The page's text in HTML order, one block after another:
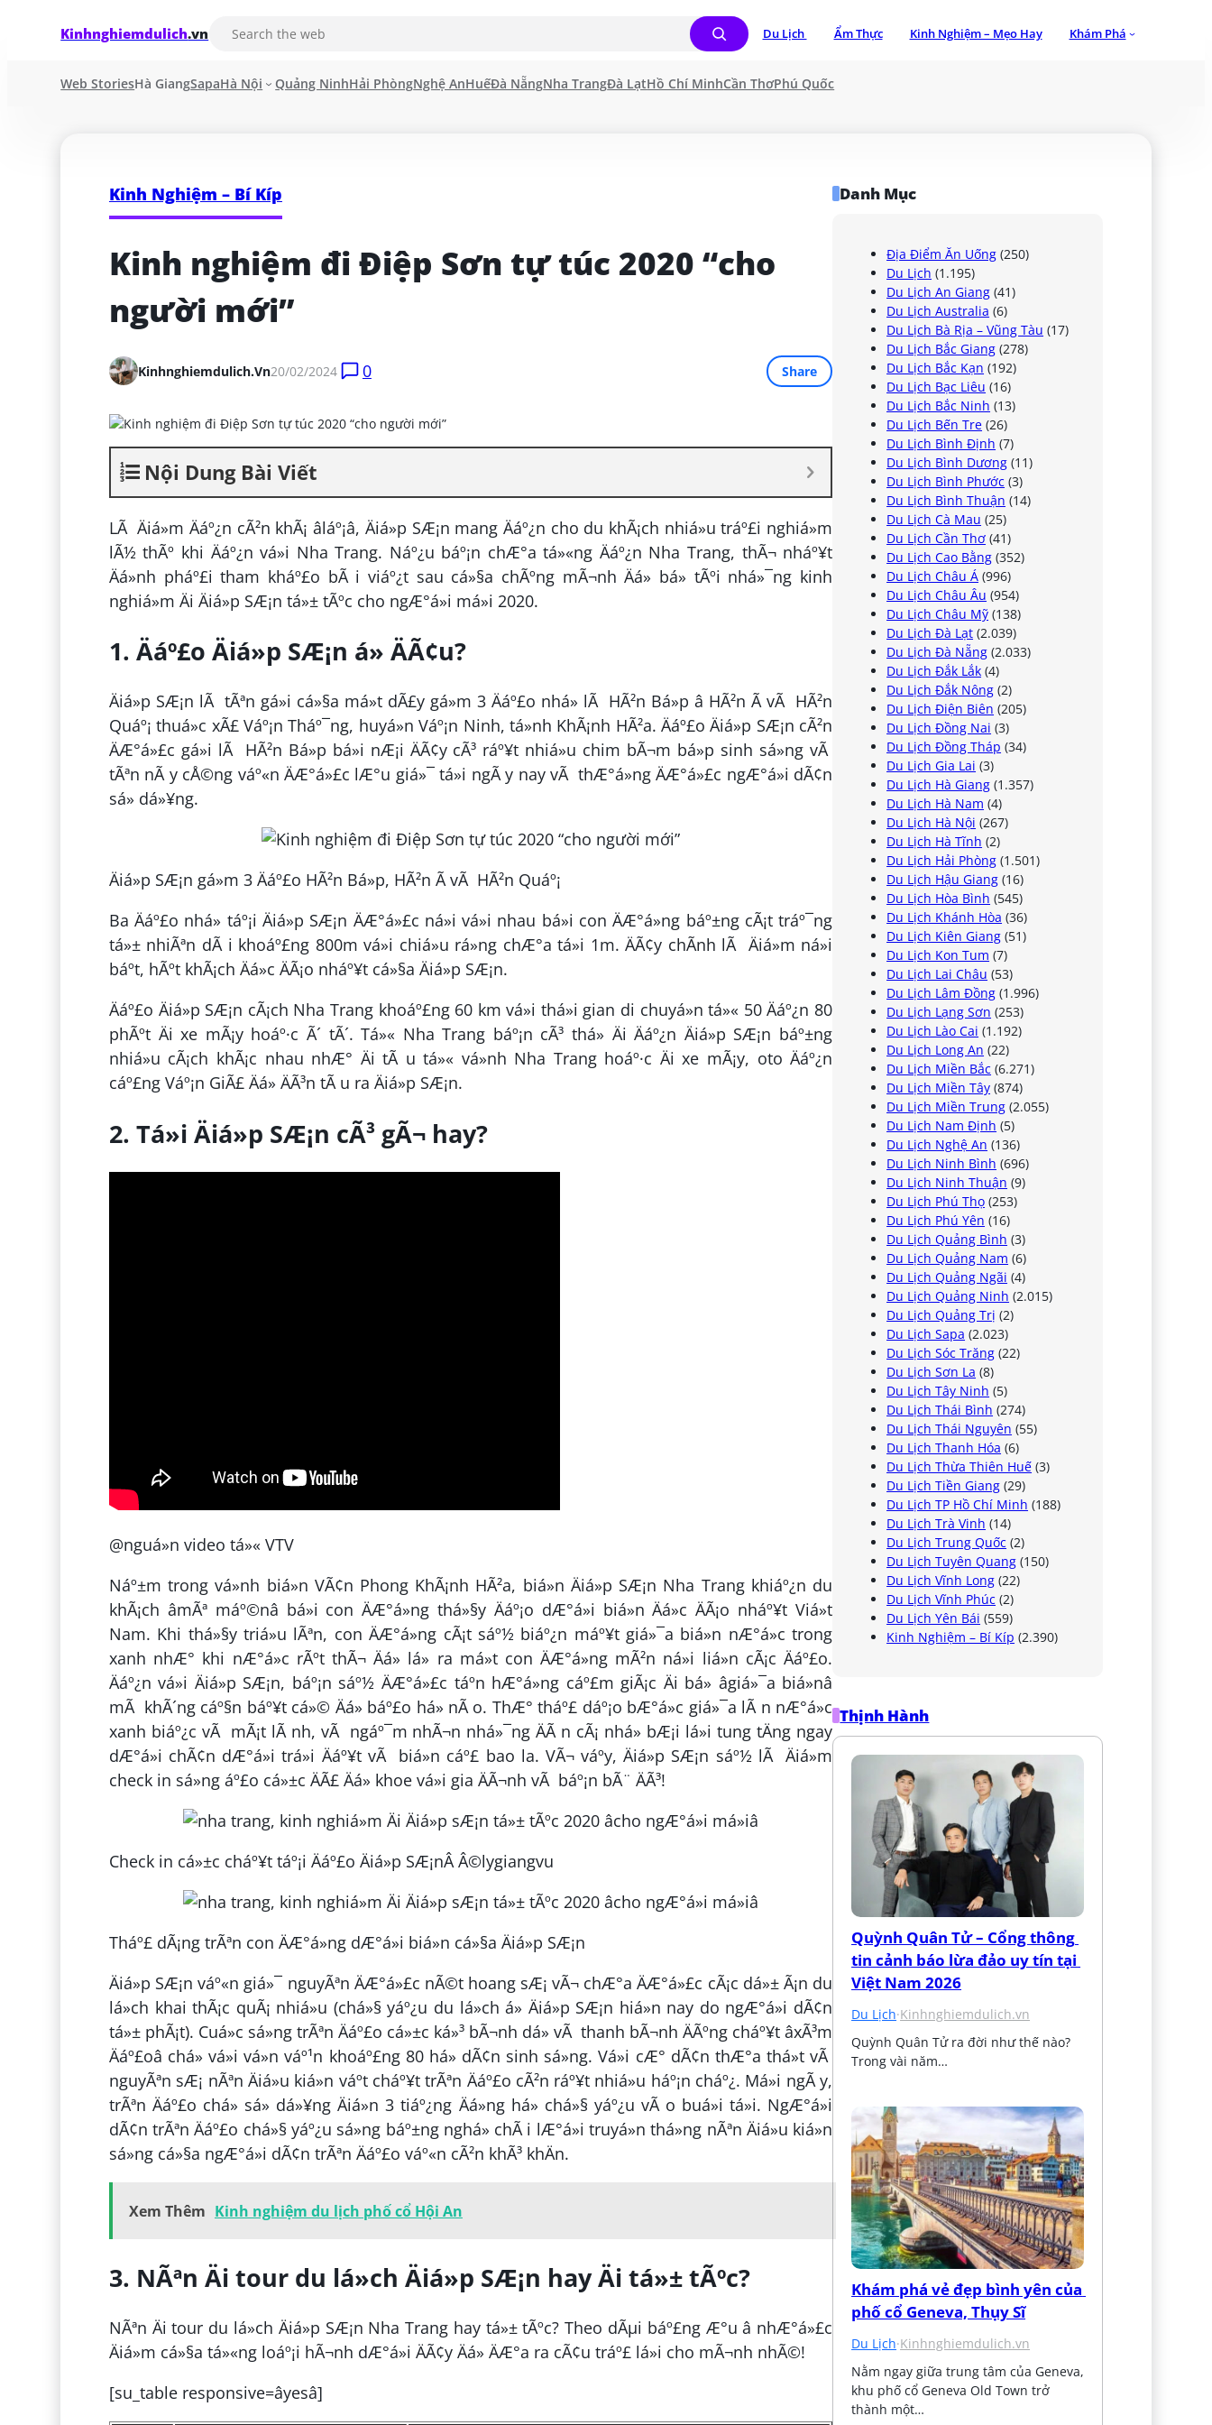
Kinhnghiemdulich.vn Du Lịch Ẩm Thực Kinh Nghiệm – Mẹo Hay Khám Phá
Web StoriesHà GiangSapaHà Nội Quảng NinhHải PhòngNghệ AnHuếĐà NẵngNha TrangĐà LạtHồ Chí MinhCần ThơPhú Quốc
Kinh Nghiệm – Bí Kíp
Kinh nghiệm đi Điệp Sơn tự túc 2020 “cho
người mới”
Kinhnghiemdulich.vn20/02/2024 0 Share
Nội Dung Bài Viết
LÃ Äiá»m Äáº¿n cÃ²n khÃ¡ âláº¡â, Äiá»p SÆ¡n mang Äáº¿n cho du khÃ¡ch nhiá»u tráº£i nghiá»m
lÃ½ thÃº khi Äáº¿n vá»i Nha Trang. Náº¿u báº¡n chÆ°a tá»«ng Äáº¿n Nha Trang, thÃ¬ nháº¥t
Äá»nh pháº£i tham kháº£o bÃ i viáº¿t sau cá»§a chÃºng mÃ¬nh Äá» bá» tÃºi nhá»¯ng kinh
nghiá»m Äi Äiá»p SÆ¡n tá»± tÃºc cho ngÆ°á»i má»i 2020.
1. Äáº£o Äiá»p SÆ¡n á» ÄÃ¢u?
Äiá»p SÆ¡n lÃ tÃªn gá»i cá»§a má»t dÃ£y gá»m 3 Äáº£o nhá» lÃ HÃ²n Bá»p â HÃ²n Ã vÃ HÃ²n
Quáº¡ thuá»c xÃ£ Váº¡n Tháº¯ng, huyá»n Váº¡n Ninh, tá»nh KhÃ¡nh HÃ²a. Äáº£o Äiá»p SÆ¡n cÃ²n
ÄÆ°á»£c gá»i lÃ HÃ²n Bá»p bá»i nÆ¡i ÄÃ¢y cÃ³ ráº¥t nhiá»u chim bÃ¬m bá»p sinh sá»ng vÃ
tÃªn nÃ y cÅ©ng váº«n ÄÆ°á»£c lÆ°u giá»¯ tá»i ngÃ y nay vÃ thÆ°á»ng ÄÆ°á»£c ngÆ°á»i dÃ¢n
sá»­ dá»¥ng.
Äiá»p SÆ¡n gá»m 3 Äáº£o HÃ²n Bá»p, HÃ²n Ã vÃ HÃ²n Quáº¡
Ba Äáº£o nhá» táº¡i Äiá»p SÆ¡n ÄÆ°á»£c ná»i vá»i nhau bá»i con ÄÆ°á»ng báº±ng cÃ¡t tráº¯ng
tá»± nhiÃªn dÃ i khoáº£ng 800m vá»i chiá»u rá»ng chÆ°a tá»i 1m. ÄÃ¢y chÃ­nh lÃ Äiá»m ná»i
báº­t, hÃºt khÃ¡ch Äá»c ÄÃ¡o nháº¥t cá»§a Äiá»p SÆ¡n.
Äáº£o Äiá»p SÆ¡n cÃ¡ch Nha Trang khoáº£ng 60 km vá»i thá»i gian di chuyá»n tá»« 50 Äáº¿n 80
phÃºt Äi xe mÃ¡y hoáº·c Ã´ tÃ´. Tá»« Nha Trang báº¡n cÃ³ thá» Äi Äáº¿n Äiá»p SÆ¡n báº±ng
nhiá»u cÃ¡ch khÃ¡c nhau nhÆ° Äi tÃ u tá»« vá»nh Nha Trang hoáº·c Äi xe mÃ¡y, oto Äáº¿n
cáº£ng Váº¡n GiÃ£ Äá» ÄÃ³n tÃ u ra Äiá»p SÆ¡n.
2. Tá»i Äiá»p SÆ¡n cÃ³ gÃ¬ hay?
@nguá»n video tá»« VTV
Náº±m trong vá»nh biá»n VÃ¢n Phong KhÃ¡nh HÃ²a, biá»n Äiá»p SÆ¡n Nha Trang khiáº¿n du
khÃ¡ch âmÃª máº©nâ bá»i con ÄÆ°á»ng thá»§y Äáº¡o dÆ°á»i biá»n Äá»c ÄÃ¡o nháº¥t Viá»t
Nam. Khi thá»§y triá»u lÃªn, con ÄÆ°á»ng cÃ¡t sáº½ biáº¿n máº¥t giá»¯a biá»n nÆ°á»c trong
xanh nhÆ° khi nÆ°á»c rÃºt thÃ¬ Äá» lá» ra má»t con ÄÆ°á»ng mÃ²n ná»i liá»n cÃ¡c Äáº£o.
Äáº¿n vá»i Äiá»p SÆ¡n, báº¡n sáº½ ÄÆ°á»£c táº­n hÆ°á»ng cáº£m giÃ¡c Äi bá» âgiá»¯a biá»nâ
mÃ khÃ´ng cáº§n báº¥t cá»© Äá» báº£o há» nÃ o. ThÆ° tháº£ dáº¡o bÆ°á»c giá»¯a lÃ n nÆ°á»c
xanh biáº¿c vÃ mÃ¡t lÃ nh, vÃ ngáº¯m nhÃ¬n nhá»¯ng ÄÃ n cÃ¡ nhá» bÆ¡i lá»i tung tÄng ngay
dÆ°á»i chÃ¢n dÆ°á»i trá»i Äáº¥t vÃ biá»n cáº£ bao la. VÃ¬ váº­y, Äiá»p SÆ¡n sáº½ lÃ Äiá»m
check in sá»ng áº£o cá»±c ÄÃ£ Äá» khoe vá»i gia ÄÃ¬nh vÃ báº¡n bÃ¨ ÄÃ³!
Check in cá»±c cháº¥t táº¡i Äáº£o Äiá»p SÆ¡nÂ Â©lygiangvu
Tháº£ dÃ¡ng trÃªn con ÄÆ°á»ng dÆ°á»i biá»n cá»§a Äiá»p SÆ¡n
Äiá»p SÆ¡n váº«n giá»¯ nguyÃªn ÄÆ°á»£c nÃ©t hoang sÆ¡ vÃ¬ chÆ°a ÄÆ°á»£c cÃ¡c dá»± Ã¡n du
lá»ch khai thÃ¡c quÃ¡ nhiá»u (chá»§ yáº¿u du lá»ch á» Äiá»p SÆ¡n hiá»n nay do ngÆ°á»i dÃ¢n
tá»± phÃ¡t). Cuá»c sá»ng trÃªn Äáº£o cá»±c ká»³ bÃ¬nh dá» vÃ thanh bÃ¬nh ÄÃºng cháº¥t âxÃ³m
Äáº£oâ chá» vá»i vá»n váº¹n khoáº£ng 80 há» dÃ¢n sinh sá»ng. Vá»i cÆ° dÃ¢n thÆ°a thá»t vÃ
nguyÃªn sÆ¡ nÃªn Äiá»u kiá»n váº­t cháº¥t trÃªn Äáº£o cÃ²n ráº¥t nhiá»u háº¡n cháº¿. Má»i ngÃ y,
trÃªn Äáº£o chá» sá»­ dá»¥ng Äiá»n 3 tiáº¿ng Äá»ng há» chá»§ yáº¿u vÃ o buá»i tá»i. NgÆ°á»i
dÃ¢n trÃªn Äáº£o chá»§ yáº¿u sá»ng báº±ng nghá» chÃ i lÆ°á»i truyá»n thá»ng nÃªn Äiá»u kiá»n
sá»ng cá»§a ngÆ°á»i dÃ¢n trÃªn Äáº£o váº«n cÃ²n khÃ³ khÄn.
Xem Thêm Kinh nghiệm du lịch phố cổ Hội An
3. NÃªn Äi tour du lá»ch Äiá»p SÆ¡n hay Äi tá»± tÃºc?
NÃªn Äi tour du lá»ch Äiá»p SÆ¡n Nha Trang hay tá»± tÃºc? Theo dÃµi báº£ng Æ°u â nhÆ°á»£c
Äiá»m cá»§a tá»«ng loáº¡i hÃ¬nh dÆ°á»i ÄÃ¢y Äá» ÄÆ°a ra cÃ¢u tráº£ lá»i cho mÃ¬nh nhÃ©!
[su_table responsive=âyesâ]
Danh Mục
Địa Điểm Ăn Uống (250)
Du Lịch (1.195)
Du Lịch An Giang (41)
Du Lịch Australia (6)
Du Lịch Bà Rịa – Vũng Tàu (17)
Du Lịch Bắc Giang (278)
Du Lịch Bắc Kạn (192)
Du Lịch Bạc Liêu (16)
Du Lịch Bắc Ninh (13)
Du Lịch Bến Tre (26)
Du Lịch Bình Định (7)
Du Lịch Bình Dương (11)
Du Lịch Bình Phước (3)
Du Lịch Bình Thuận (14)
Du Lịch Cà Mau (25)
Du Lịch Cần Thơ (41)
Du Lịch Cao Bằng (352)
Du Lịch Châu Á (996)
Du Lịch Châu Âu (954)
Du Lịch Châu Mỹ (138)
Du Lịch Đà Lạt (2.039)
Du Lịch Đà Nẵng (2.033)
Du Lịch Đắk Lắk (4)
Du Lịch Đắk Nông (2)
Du Lịch Điện Biên (205)
Du Lịch Đồng Nai (3)
Du Lịch Đồng Tháp (34)
Du Lịch Gia Lai (3)
Du Lịch Hà Giang (1.357)
Du Lịch Hà Nam (4)
Du Lịch Hà Nội (267)
Du Lịch Hà Tĩnh (2)
Du Lịch Hải Phòng (1.501)
Du Lịch Hậu Giang (16)
Du Lịch Hòa Bình (545)
Du Lịch Khánh Hòa (36)
Du Lịch Kiên Giang (51)
Du Lịch Kon Tum (7)
Du Lịch Lai Châu (53)
Du Lịch Lâm Đồng (1.996)
Du Lịch Lạng Sơn (253)
Du Lịch Lào Cai (1.192)
Du Lịch Long An (22)
Du Lịch Miền Bắc (6.271)
Du Lịch Miền Tây (874)
Du Lịch Miền Trung (2.055)
Du Lịch Nam Định (5)
Du Lịch Nghệ An (136)
Du Lịch Ninh Bình (696)
Du Lịch Ninh Thuận (9)
Du Lịch Phú Thọ (253)
Du Lịch Phú Yên (16)
Du Lịch Quảng Bình (3)
Du Lịch Quảng Nam (6)
Du Lịch Quảng Ngãi (4)
Du Lịch Quảng Ninh (2.015)
Du Lịch Quảng Trị (2)
Du Lịch Sapa (2.023)
Du Lịch Sóc Trăng (22)
Du Lịch Sơn La (8)
Du Lịch Tây Ninh (5)
Du Lịch Thái Bình (274)
Du Lịch Thái Nguyên (55)
Du Lịch Thanh Hóa (6)
Du Lịch Thừa Thiên Huế (3)
Du Lịch Tiền Giang (29)
Du Lịch TP Hồ Chí Minh (188)
Du Lịch Trà Vinh (14)
Du Lịch Trung Quốc (2)
Du Lịch Tuyên Quang (150)
Du Lịch Vĩnh Long (22)
Du Lịch Vĩnh Phúc (2)
Du Lịch Yên Bái (559)
Kinh Nghiệm – Bí Kíp (2.390)
Thịnh Hành
Quỳnh Quân Tử – Cổng thông
tin cảnh báo lừa đảo uy tín tại
Việt Nam 2026
Du Lịch·Kinhnghiemdulich.vn
Quỳnh Quân Tử ra đời như thế nào?
Trong vài năm…
Khám phá vẻ đẹp bình yên của
phố cổ Geneva, Thụy Sĩ
Du Lịch·Kinhnghiemdulich.vn
Nằm ngay giữa trung tâm của Geneva,
khu phố cổ Geneva Old Town trở
thành một…